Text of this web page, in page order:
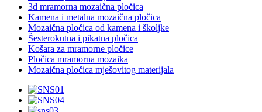
3d mramorna mozaična pločica
Kamena i metalna mozaična pločica
Mozaična pločica od kamena i školjke
Šesterokutna i pikatna pločica
Košara za mramorne pločice
Pločica mramorna mozaika
Mozaična pločica mješovitog materijala